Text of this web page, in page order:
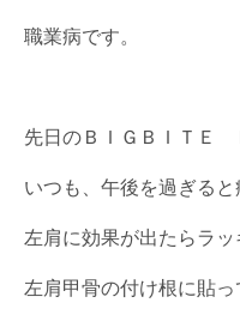
職業病です。
先日のＢＩＧＢＩＴＥ
いつも、午後を過ぎる
左肩に効果が出たらラッ
左肩甲骨の付け根に貼っ